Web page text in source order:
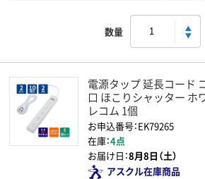
数量
電源タップ 延長コード
口 ほこりシャッター ホ
レコム 1個
お申込番号：EK79265
在庫：4点
お届け日：8月8日（土）
アスクル在庫商品